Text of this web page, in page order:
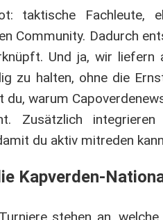
taktische Fachleute,
Community. Dadurch
Und ja, wir liefern
zu halten, ohne die
warum
Zusätzlich
du aktiv mitreden
Kapverden-
stehen an,